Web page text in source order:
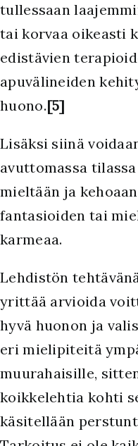
tullessaan
tai korvaa oikeasti
edistävien
apuvälineiden
huono.[5]
Lisäksi siinä
avuttomassa
mieltään ja
fantasioiden tai
karmeaa.
Lehdistön
yrittää arvioida
hyvä huonon ja
eri mielipiteitä
muurahaisille,
koikkelehtia kohti
käsitellään